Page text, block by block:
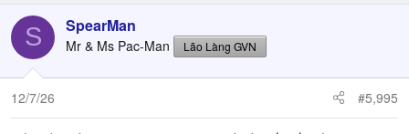
S SpearMan
Mr & Ms Pac-Man Lão Làng GVN
12/7/26 #5,995